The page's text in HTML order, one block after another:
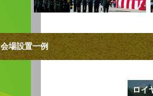
会場設置一例
ロイ